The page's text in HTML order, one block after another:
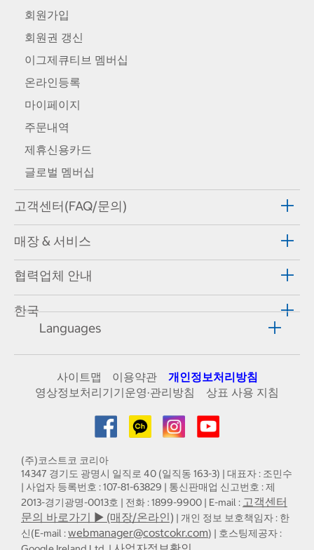
회원가입
회원권 갱신
이그제큐티브 멤버십
온라인등록
마이페이지
주문내역
제휴신용카드
글로벌 멤버십
고객센터(FAQ/문의)
매장 & 서비스
협력업체 안내
한국
Languages
사이트맵 이용약관
개인정보처리방침
영상정보처리기기운영·관리방침
상표 사용 지침
(주)코스트코 코리아
14347 경기도 광명시 일직로 40 (일직동 163-3) | 대표자 : 조민수
| 사업자 등록번호 : 107-81-63829 | 통신판매업 신고번호 : 제
2013-경기광명-0013호 | 전화 : 1899-9900 | E-mail : 고객센터
문의 바로가기 ▶ (매장/온라인) | 개인 정보 보호책임자 : 한
신(E-mail :webmanager@costcokr.com) | 호스팅제공자 :